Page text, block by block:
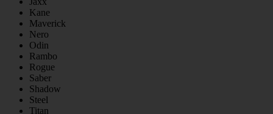
Kane
Maverick
Nero
Odin
Rambo
Rogue
Saber
Shadow
Steel
Titan